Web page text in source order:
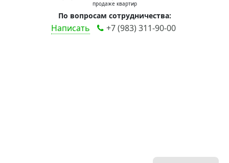
продаже квартир
По вопросам сотрудничества:
Написать +7 (983) 311-90-00